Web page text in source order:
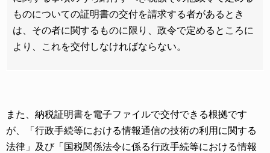
ものについての証明書の交付を請求する者があるとき
は、その者に関するものに限り、政令で定めるところに
より、これを交付しなければならない。
また、納税証明書を電子ファイルで交付できる根拠です
が、「行政手続等における情報通信の技術の利用に関する
法律」及び「国税関係法令に係る行政手続等における情報